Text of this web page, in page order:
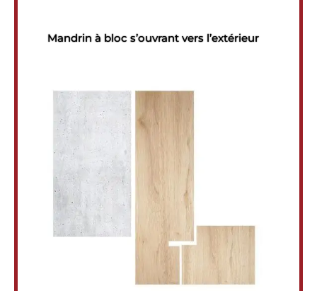
Mandrin à bloc s’ouvrant vers l’extérieur